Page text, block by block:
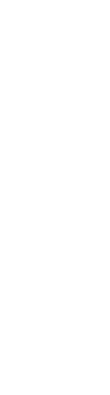
Λαξ στο
Βράχων